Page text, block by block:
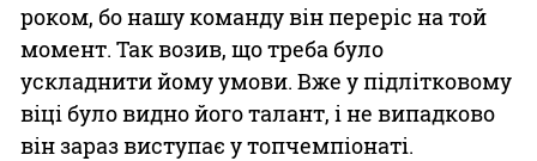
роком, бо нашу команду він переріс на той
момент. Так возив, що треба було
ускладнити йому умови. Вже у підлітковому
віці було видно його талант, і не випадково
він зараз виступає у топчемпіонаті.